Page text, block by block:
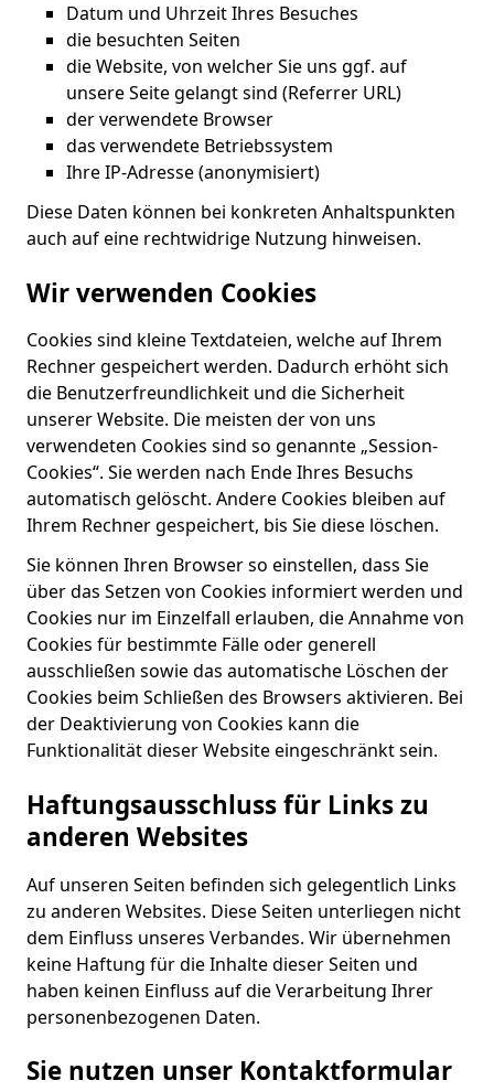
Datum und Uhrzeit Ihres Besuches
die besuchten Seiten
die Website, von welcher Sie uns ggf. auf
unsere Seite gelangt sind (Referrer URL)
der verwendete Browser
das verwendete Betriebssystem
Ihre IP-Adresse (anonymisiert)
Diese Daten können bei konkreten Anhaltspunkten
auch auf eine rechtwidrige Nutzung hinweisen.
Wir verwenden Cookies
Cookies sind kleine Textdateien, welche auf Ihrem
Rechner gespeichert werden. Dadurch erhöht sich
die Benutzerfreundlichkeit und die Sicherheit
unserer Website. Die meisten der von uns
verwendeten Cookies sind so genannte „Session-
Cookies“. Sie werden nach Ende Ihres Besuchs
automatisch gelöscht. Andere Cookies bleiben auf
Ihrem Rechner gespeichert, bis Sie diese löschen.
Sie können Ihren Browser so einstellen, dass Sie
über das Setzen von Cookies informiert werden und
Cookies nur im Einzelfall erlauben, die Annahme von
Cookies für bestimmte Fälle oder generell
ausschließen sowie das automatische Löschen der
Cookies beim Schließen des Browsers aktivieren. Bei
der Deaktivierung von Cookies kann die
Funktionalität dieser Website eingeschränkt sein.
Haftungsausschluss für Links zu
anderen Websites
Auf unseren Seiten befinden sich gelegentlich Links
zu anderen Websites. Diese Seiten unterliegen nicht
dem Einfluss unseres Verbandes. Wir übernehmen
keine Haftung für die Inhalte dieser Seiten und
haben keinen Einfluss auf die Verarbeitung Ihrer
personenbezogenen Daten.
Sie nutzen unser Kontaktformular